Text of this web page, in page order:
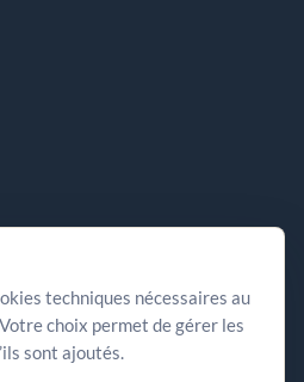
les offres, comprendre les
techniques nécessaires au
choix permet de gérer les
sont ajoutés.